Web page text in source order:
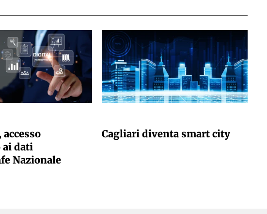
ai dati
Nazionale
Cagliari diventa smart city